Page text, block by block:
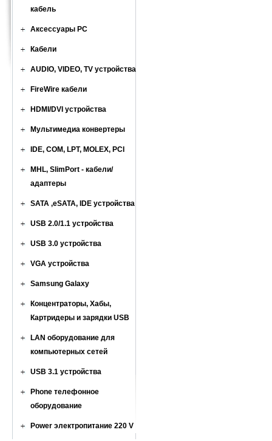
кабель
Аксессуары PC
Кабели
AUDIO, VIDEO, TV устройства
FireWire кабели
HDMI/DVI устройства
Мультимедиа конвертеры
IDE, COM, LPT, MOLEX, PCI
MHL, SlimPort - кабели/
адаптеры
SATA ,eSATA, IDE устройства
USB 2.0/1.1 устройства
USB 3.0 устройства
VGA устройства
Samsung Galaxy
Концентраторы, Хабы,
Картридеры и зарядки USB
LAN оборудование для
компьютерных сетей
USB 3.1 устройства
Phone телефонное
оборудование
Power электропитание 220 V